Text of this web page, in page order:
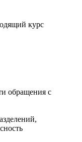
курс
обращения с